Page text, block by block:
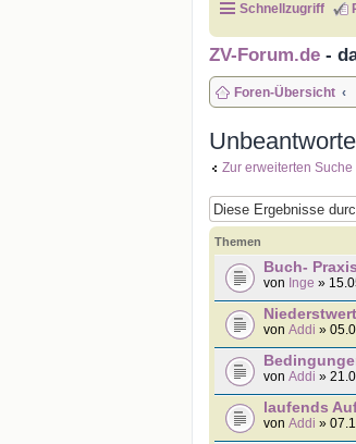
Schnellzugriff
ZV-Forum.de -
Foren-Übersicht
Zur erweiterten Suche
Themen
Buch-
von Inge »
von Addi »
von Addi »
laufends
von Addi »